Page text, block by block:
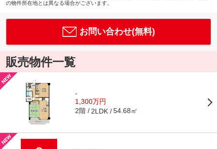
の物件所在地とは異なる場合がございます。
お問い合わせ(無料)
販売物件一覧
-
1,300万円
2階 2LDK 54.68㎡